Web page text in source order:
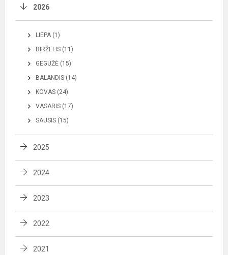
2026
LIEPA (1)
BIRŽELIS (11)
GEGUŽĖ (15)
BALANDIS (14)
KOVAS (24)
VASARIS (17)
SAUSIS (15)
2025
2024
2023
2022
2021